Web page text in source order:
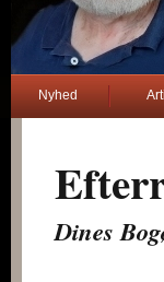
Nyhed
Dines